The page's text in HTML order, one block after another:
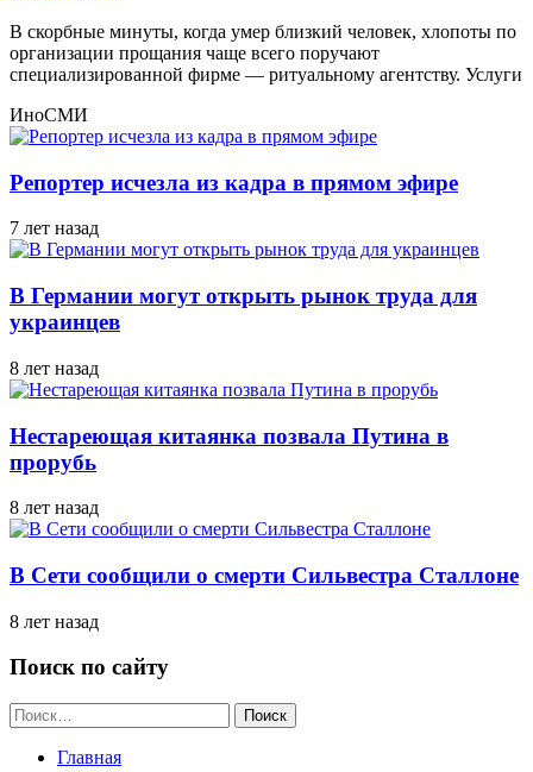
В скорбные минуты, когда умер близкий человек, хлопоты по
организации прощания чаще всего поручают
специализированной фирме — ритуальному агентству. Услуги
ИноСМИ
Репортер исчезла из кадра в прямом эфире
7 лет назад
В Германии могут открыть рынок труда для
украинцев
8 лет назад
Нестареющая китаянка позвала Путина в
прорубь
8 лет назад
В Сети сообщили о смерти Сильвестра Сталлоне
8 лет назад
Поиск по сайту
Найти:
Главная